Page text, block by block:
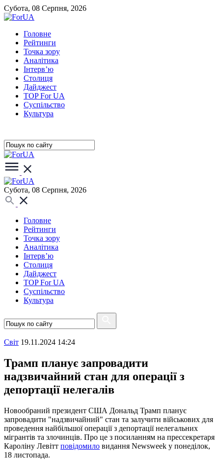
Субота, 08 Серпня, 2026
Головне
Рейтинги
Точка зору
Аналітика
Інтерв’ю
Столиця
Дайджест
TOP For UA
Суспiльство
Культура
Субота, 08 Серпня, 2026
Головне
Рейтинги
Точка зору
Аналітика
Інтерв’ю
Столиця
Дайджест
TOP For UA
Суспiльство
Культура
Свiт 19.11.2024 14:24
Трамп планує запровадити
надзвичайний стан для операції з
депортації нелегалів
Новообраний президент США Дональд Трамп планує
запровадити "надзвичайний" стан та залучити військових для
проведення найбільшої операції з депортації нелегальних
мігрантів та злочинців. Про це з посиланням на прессекретаря
Кароліну Левітт повідомило видання Newsweek у понеділок,
18 листопада.